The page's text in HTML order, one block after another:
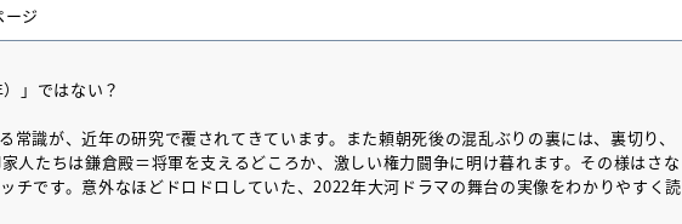
ージ
」ではない？
常識が、近年の研究で覆されてきています。また頼朝死後の混乱ぶりの裏には、裏切り、
人たちは鎌倉殿＝将軍を支えるどころか、激しい権力闘争に明け暮れます。その様はさな
チです。意外なほどドロドロしていた、2022年大河ドラマの舞台の実像をわかりやすく読
『NO.６再会』（あさのあつこ）特設サ
イト ＃４ 2026年９月30日発売決定！
フリースクールという選択